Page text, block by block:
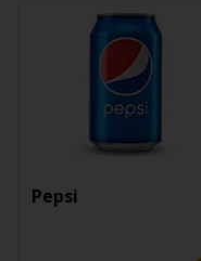
Pepsi